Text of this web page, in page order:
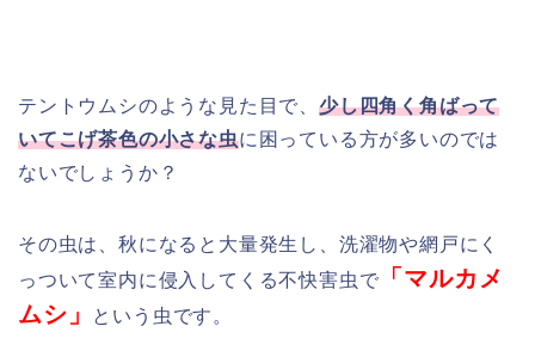
テントウムシのような見た目で、 少し四角く角ばって
いてこげ茶色の小さな虫に困っている方が多いのでは
ないでしょうか？
その虫は、秋になると大量発生し、洗濯物や網戸にく
っついて室内に侵入してくる不快害虫で
「マルカメ
ムシ」
という虫です。